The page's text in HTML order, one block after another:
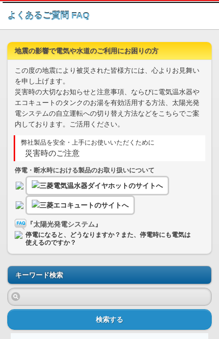
このページの本文へ
よくあるご質問 FAQ
地震の影響で電気や水道のご利用にお困りの方
この度の地震により被災された皆様方には、心よりお見舞い
を申し上げます。
災害時の大切なお知らせと注意事項、ならびに電気温水器や
エコキュートのタンクのお湯を有効活用する方法、太陽光発
電システムの自立運転への切り替え方法などをこちらでご案
内しております。ご活用ください。
弊社製品を安全・上手にお使いいただくために
災害時のご注意
停電・断水時における製品のお取り扱いについて
『太陽光発電システム』
停電になると、どうなりますか？また、停電時にも電気は
使えるのですか？
キーワード検索
検索する